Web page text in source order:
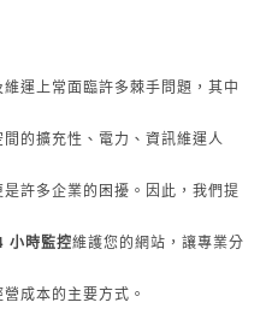
維運上常面臨許多棘手問題，其中
間的擴充性、電力、資訊維運人
許多企業的困擾。因此，我們提
小時監控維護您的網站，讓專業分
成本的主要方式。